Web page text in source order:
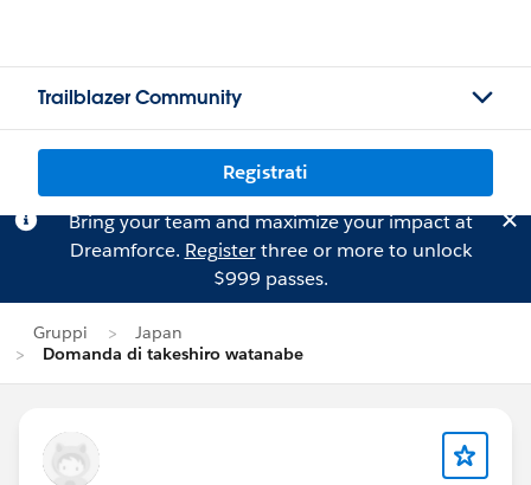
Trailblazer Community
Registrati
Bring your team and maximize your impact at
Dreamforce. Registerthree or more to unlock
$999 passes.
Gruppi
Japan
Domanda di takeshiro watanabe